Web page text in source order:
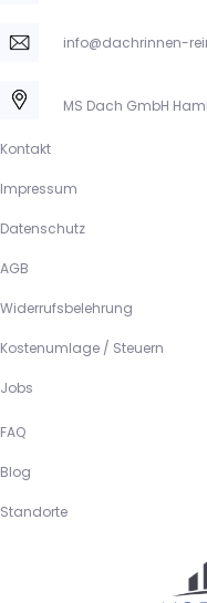
FAQ
Blog
Standorte
Kontakt
Impressum
Datenschutz
AGB
Widerrufsbelehrung
Kostenumlage / Steuern
Jobs
info@dachrinnen-
MS Dach GmbH